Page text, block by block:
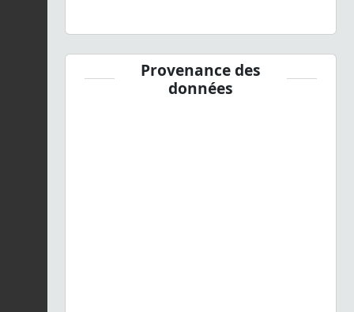
Provenance des
données